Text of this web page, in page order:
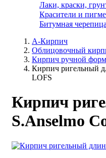
Лаки, краски,
Красители и
Битумная
А-Кирпич
Облицовочный
Кирпич ручной
Кирпич ригельный
LOFS
Кирпич
S.Anselmo